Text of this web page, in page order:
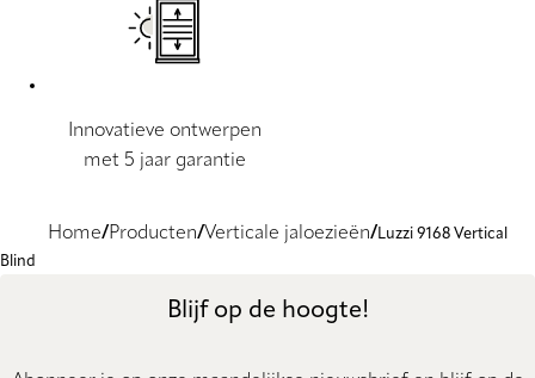
Innovatieve ontwerpen
met 5 jaar garantie
Home Producten Verticale jaloezieën
Luzzi 9168 Vertical
Blind
Blijf op de hoogte!